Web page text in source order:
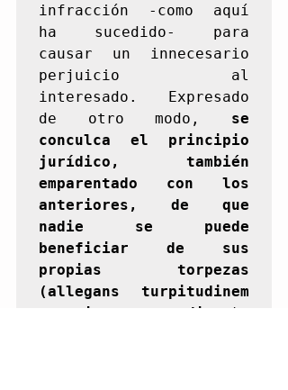
infracción -como aquí
ha sucedido- para
causar un innecesario
perjuicio al
interesado. Expresado
de otro modo, se
conculca el principio
jurídico, también
emparentado con los
anteriores, de que
nadie se puede
beneficiar de sus
propias torpezas
(allegans turpitudinem
propriam non auditur
),